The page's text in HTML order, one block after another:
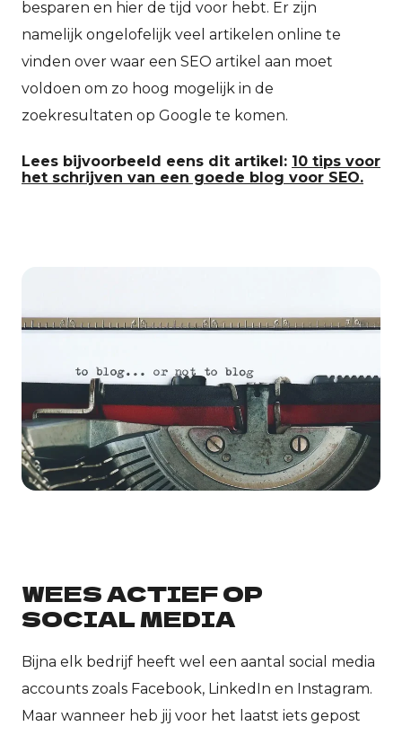
besparen en hier de tijd voor hebt. Er zijn
namelijk ongelofelijk veel artikelen online te
vinden over waar een SEO artikel aan moet
voldoen om zo hoog mogelijk in de
zoekresultaten op Google te komen.
Lees bijvoorbeeld eens dit artikel: 10 tips voor
het schrijven van een goede blog voor SEO.
WEES ACTIEF OP
SOCIAL MEDIA
Bijna elk bedrijf heeft wel een aantal social media
accounts zoals Facebook, LinkedIn en Instagram.
Maar wanneer heb jij voor het laatst iets gepost